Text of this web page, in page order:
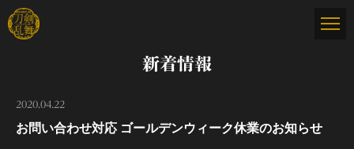
新着情報
2020.04.22
お問い合わせ対応 ゴールデンウィーク休業のお知らせ